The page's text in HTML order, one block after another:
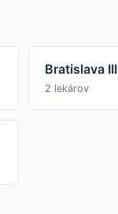
Bratislava III
2 lekárov